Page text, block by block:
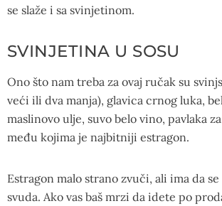
se slaže i sa svinjetinom.
SVINJETINA U SOSU
Ono što nam treba za ovaj ručak su
veći ili dva manja), glavica crnog luka,
maslinovo ulje, suvo belo vino, pavlaka
među kojima je najbitniji estragon.
Estragon malo strano zvuči, ali ima da
svuda. Ako vas baš mrzi da idete po